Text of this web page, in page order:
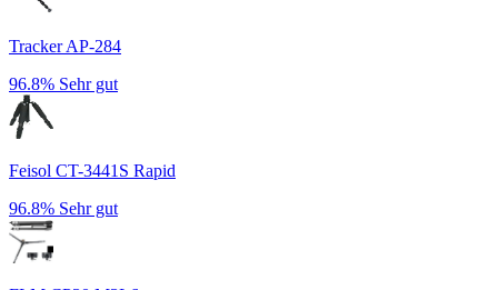
Tracker AP-284
96.8% Sehr gut
Feisol CT-3441S Rapid
96.8% Sehr gut